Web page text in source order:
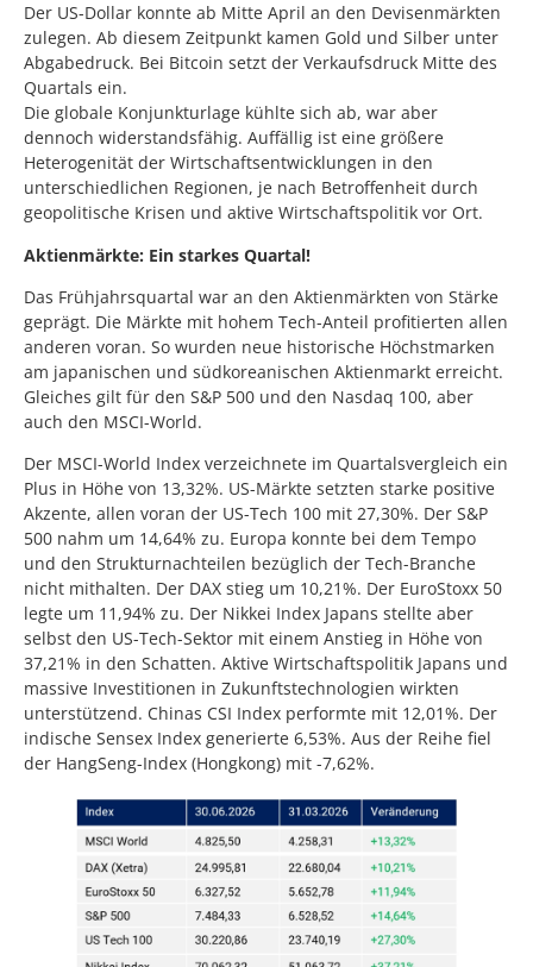
Der US-Dollar konnte ab Mitte April an den Devisenmärkten
zulegen. Ab diesem Zeitpunkt kamen Gold und Silber unter
Abgabedruck. Bei Bitcoin setzt der Verkaufsdruck Mitte des
Quartals ein.
Die globale Konjunkturlage kühlte sich ab, war aber
dennoch widerstandsfähig. Auffällig ist eine größere
Heterogenität der Wirtschaftsentwicklungen in den
unterschiedlichen Regionen, je nach Betroffenheit durch
geopolitische Krisen und aktive Wirtschaftspolitik vor Ort.
Aktienmärkte: Ein starkes Quartal!
Das Frühjahrsquartal war an den Aktienmärkten von Stärke
geprägt. Die Märkte mit hohem Tech-Anteil profitierten allen
anderen voran. So wurden neue historische Höchstmarken
am japanischen und südkoreanischen Aktienmarkt erreicht.
Gleiches gilt für den S&P 500 und den Nasdaq 100, aber
auch den MSCI-World.
Der MSCI-World Index verzeichnete im Quartalsvergleich ein
Plus in Höhe von 13,32%. US-Märkte setzten starke positive
Akzente, allen voran der US-Tech 100 mit 27,30%. Der S&P
500 nahm um 14,64% zu. Europa konnte bei dem Tempo
und den Strukturnachteilen bezüglich der Tech-Branche
nicht mithalten. Der DAX stieg um 10,21%. Der EuroStoxx 50
legte um 11,94% zu. Der Nikkei Index Japans stellte aber
selbst den US-Tech-Sektor mit einem Anstieg in Höhe von
37,21% in den Schatten. Aktive Wirtschaftspolitik Japans und
massive Investitionen in Zukunftstechnologien wirkten
unterstützend. Chinas CSI Index performte mit 12,01%. Der
indische Sensex Index generierte 6,53%. Aus der Reihe fiel
der HangSeng-Index (Hongkong) mit -7,62%.